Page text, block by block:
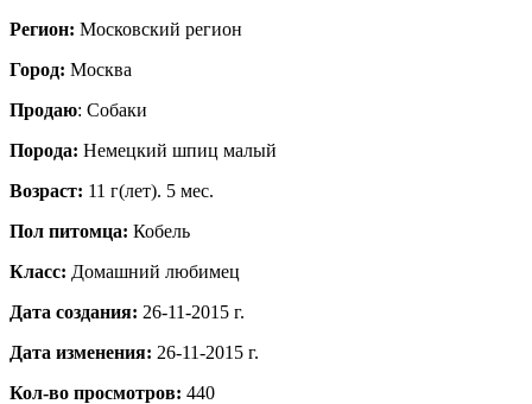
Регион: Московский регион
Город: Москва
Продаю: Собаки
Порода: Немецкий шпиц малый
Возраст: 11 г(лет). 5 мес.
Пол питомца: Кобель
Класс: Домашний любимец
Дата создания: 26-11-2015 г.
Дата изменения: 26-11-2015 г.
Кол-во просмотров: 440